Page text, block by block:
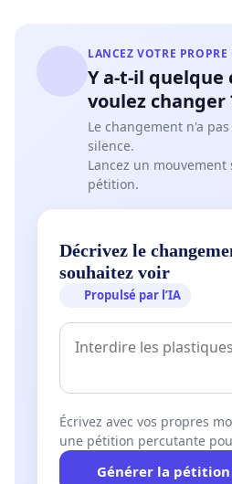
LANCEZ VOTRE
Y a-t-il quelque
voulez changer
Le changement n'a
silence.
Lancez un
pétition.
Décrivez le
souhaitez voir
Propulsé par l’IA
Écrivez avec vos propres
une pétition percutante
Générer la pétition